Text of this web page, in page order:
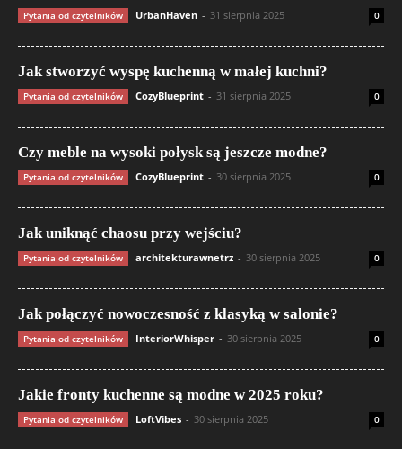
Pytania od czytelników UrbanHaven - 31 sierpnia 2025 0
Jak stworzyć wyspę kuchenną w małej kuchni?
Pytania od czytelników CozyBlueprint - 31 sierpnia 2025 0
Czy meble na wysoki połysk są jeszcze modne?
Pytania od czytelników CozyBlueprint - 30 sierpnia 2025 0
Jak uniknąć chaosu przy wejściu?
Pytania od czytelników architekturawnetrz - 30 sierpnia 2025 0
Jak połączyć nowoczesność z klasyką w salonie?
Pytania od czytelników InteriorWhisper - 30 sierpnia 2025 0
Jakie fronty kuchenne są modne w 2025 roku?
Pytania od czytelników LoftVibes - 30 sierpnia 2025 0